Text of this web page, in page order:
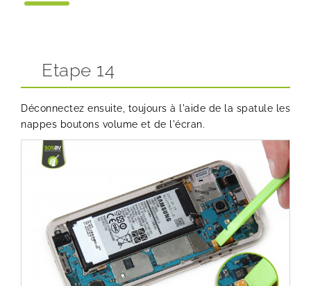
Etape 14
Déconnectez ensuite, toujours à l'aide de la spatule les
nappes boutons volume et de l'écran.